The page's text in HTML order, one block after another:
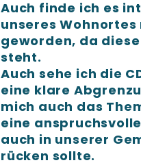
Auch finde ich es
unseres
geworden, da
steht.
Auch sehe ich die
eine klare
mich auch das
eine
auch in unserer
rücken sollte.